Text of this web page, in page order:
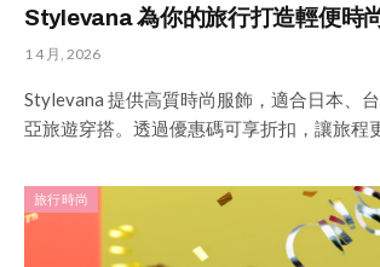
Stylevana 為你的旅行打造輕便時
1 4 月, 2026
Stylevana 提供高質時尚服飾，適合日本、
亞旅遊穿搭。透過優惠碼可享折扣，讓旅程
旅行時尚